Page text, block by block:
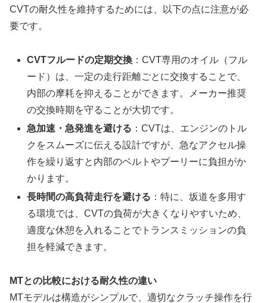
CVTの耐久性を維持するためには、以下の点に注意が必
要です。
CVTフルードの定期交換 ：CVT専用のオイル（フル
ード）は、一定の走行距離ごとに交換することで、
内部の摩耗を抑えることができます。メーカー推奨
の交換時期を守ることが大切です。
急加速・急発進を避ける ：CVTは、エンジンのトル
クをスムーズに伝える設計ですが、急なアクセル操
作を繰り返すと内部のベルトやプーリーに負担がか
かります。
長時間の高負荷走行を避ける ：特に、坂道を多用す
る環境では、CVTの負荷が大きくなりやすいため、
適度な休憩を入れることでトランスミッションの負
担を軽減できます。
MTとの比較における耐久性の違い
MTモデルは構造がシンプルで、適切なクラッチ操作を行